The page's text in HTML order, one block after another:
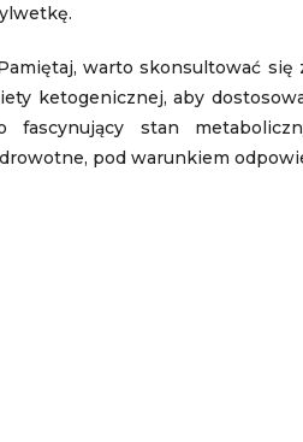
warto skonsultować
ketogenicznej, aby
fascynujący stan
pod warunkiem